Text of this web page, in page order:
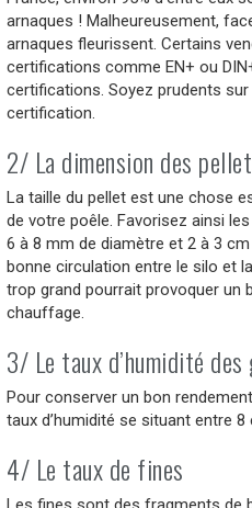
arnaques ! Malheureusement,
arnaques fleurissent. Certains
certifications comme EN+ ou
certifications. Soyez prudents
certification.
2/ La dimension des
La taille du pellet est une chose
de votre poêle. Favorisez ainsi
6 à 8 mm de diamètre et 2 à 3
bonne circulation entre le silo et
trop grand pourrait provoquer un
chauffage.
3/ Le taux d’humidité
Pour conserver un bon
taux d’humidité se situant entre
4/ Le taux de fines